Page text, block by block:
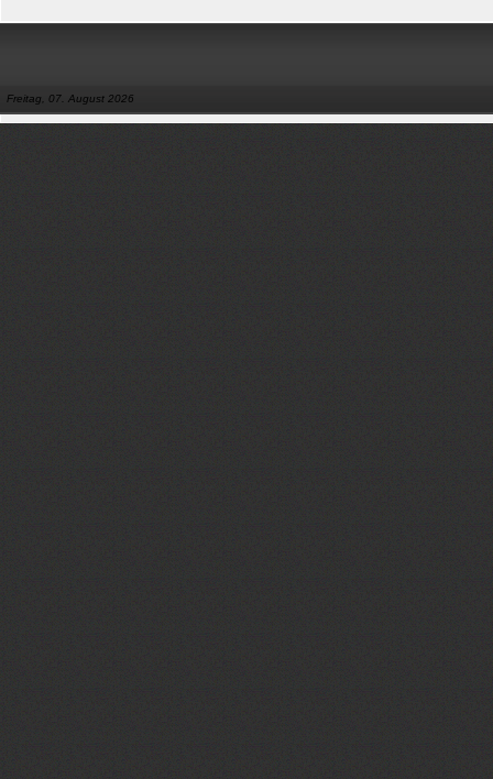
Freitag, 07. August 2026